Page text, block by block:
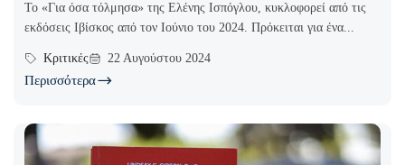
Το «Για όσα τόλμησα» της Ελένης Ισπόγλου, κυκλοφορεί από τις
εκδόσεις Ιβίσκος από τον Ιούνιο του 2024. Πρόκειται για ένα...
Κριτικές 22 Αυγούστου 2024
Περισσότερα